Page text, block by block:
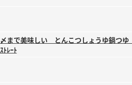
〆まで美味しい とんこつしょうゆ鍋つゆ
ｽﾄﾚｰﾄ